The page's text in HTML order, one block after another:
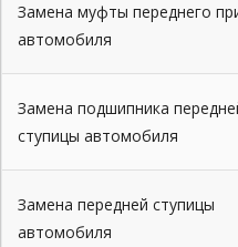
Замена муфты переднего
автомобиля
Замена подшипника
ступицы автомобиля
Замена передней ступицы
автомобиля